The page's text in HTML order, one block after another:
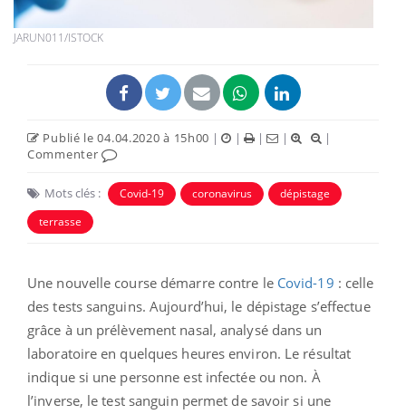
JARUN011/ISTOCK
Publié le 04.04.2020 à 15h00 | | | |
|
Commenter
Mots clés : Covid-19 coronavirus
dépistage
terrasse
Une nouvelle course démarre contre le Covid-19 : celle
des tests sanguins. Aujourd’hui, le dépistage s’effectue
grâce à un prélèvement nasal, analysé dans un
laboratoire en quelques heures environ. Le résultat
indique si une personne est infectée ou non. À
l’inverse, le test sanguin permet de savoir si une